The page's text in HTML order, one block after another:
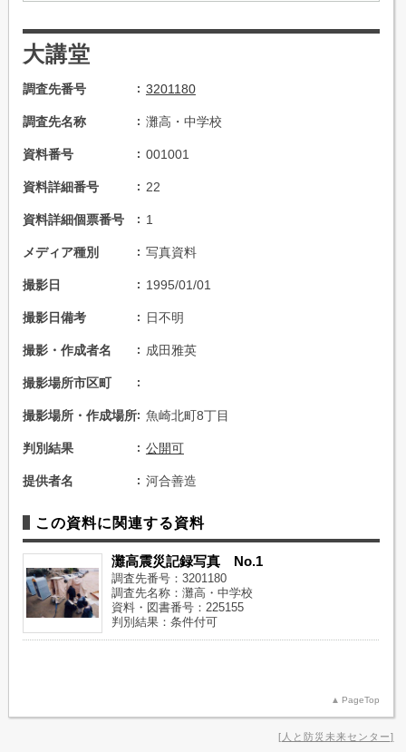
大講堂
調査先番号 3201180
調査先名称 灘高・中学校
資料番号 001001
資料詳細番号 22
資料詳細個票番号 1
メディア種別 写真資料
撮影日 1995/01/01
撮影日備考 日不明
撮影・作成者名 成田雅英
撮影場所市区町
撮影場所・作成場所 魚崎北町8丁目
判別結果 公開可
提供者名 河合善造
この資料に関連する資料
灘高震災記録写真 No.1
調査先番号：3201180
調査先名称：灘高・中学校
資料・図書番号：225155
判別結果：条件付可
PageTop
人と防災未来センター